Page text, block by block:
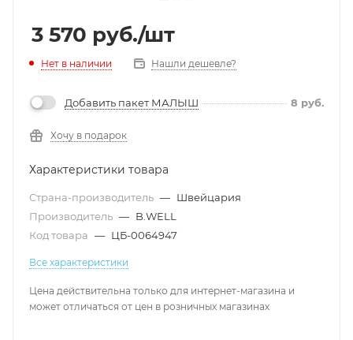
3 570 руб./шт
Нет в наличии Нашли дешевле?
Добавить пакет МАЛЫШ 8 руб.
Хочу в подарок
Характеристики товара
Страна-производитель — Швейцария
Производитель — B.WELL
Код товара — ЦБ-0064947
Все характеристики
Цена действительна только для интернет-магазина и
может отличаться от цен в розничных магазинах